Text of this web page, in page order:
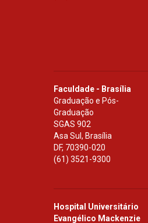
Faculdade - Brasília
Graduação e Pós-
Graduação
SGAS 902
Asa Sul, Brasília
DF, 70390-020
(61) 3521-9300
Hospital Universitário
Evangélico Mackenzie